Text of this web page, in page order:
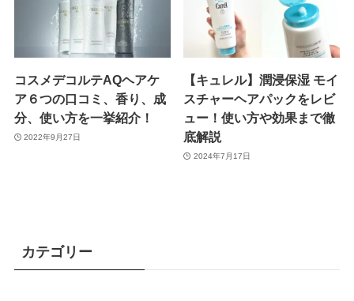
コスメデコルテAQヘアケ
ア６つの口コミ、香り、成
分、使い方を一挙紹介！
2022年9月27日
【キュレル】潤浸保湿 モイ
スチャーヘアパックをレビ
ュー！使い方や効果まで徹
底解説
2024年7月17日
カテゴリー